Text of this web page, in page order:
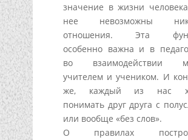
значение в жизни
нее невозможны
отношения. Эта
особенно важна и в
во взаимодействии
учителем и учеником. И
же, каждый из нас
понимать друг друга с
или вообще «без слов».
О правилах